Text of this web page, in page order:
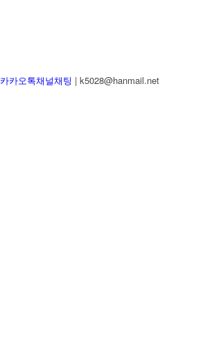
카카오톡채널채팅 | k5028@hanmail.net